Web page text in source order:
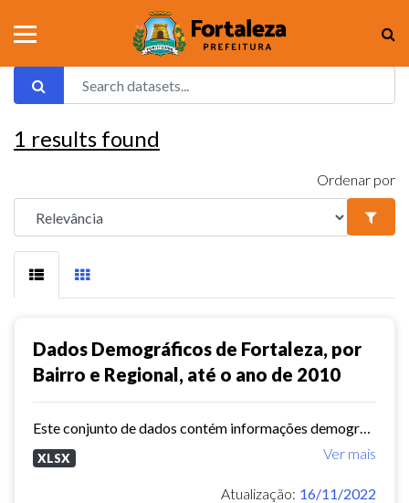
1 results found
Ordenar por
Dados Demográficos de Fortaleza, por
Bairro e Regional, até o ano de 2010
Ver mais
XLSX
Atualização: 16/11/2022